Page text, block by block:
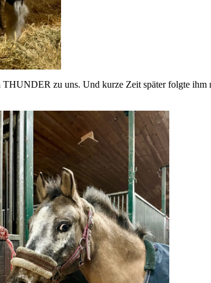
zu uns. Und kurze Zeit später folgte ihm